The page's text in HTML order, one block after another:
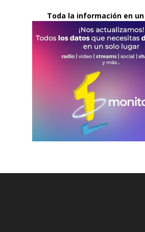
Toda la información en